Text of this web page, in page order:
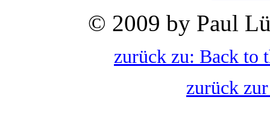
© 2009 by Paul
zurück zu: Back to
zurück